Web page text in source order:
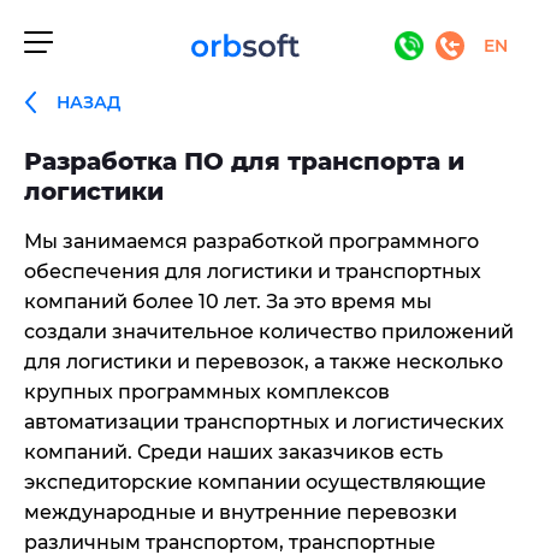
EN
НАЗАД
Разработка ПО для транспорта и
логистики
Мы занимаемся разработкой программного
обеспечения для логистики и транспортных
компаний более 10 лет. За это время мы
создали значительное количество приложений
для логистики и перевозок, а также несколько
крупных программных комплексов
автоматизации транспортных и логистических
компаний. Среди наших заказчиков есть
экспедиторские компании осуществляющие
международные и внутренние перевозки
различным транспортом, транспортные